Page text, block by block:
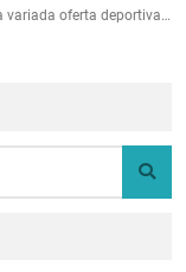
variada oferta deportiva…